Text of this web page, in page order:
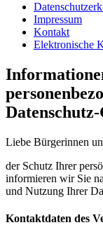
Impressum
Kontakt
Elektronische
Liebe Bürgerinnen
der Schutz Ihrer
informieren wir Sie
und Nutzung Ihrer
Kontaktdaten des